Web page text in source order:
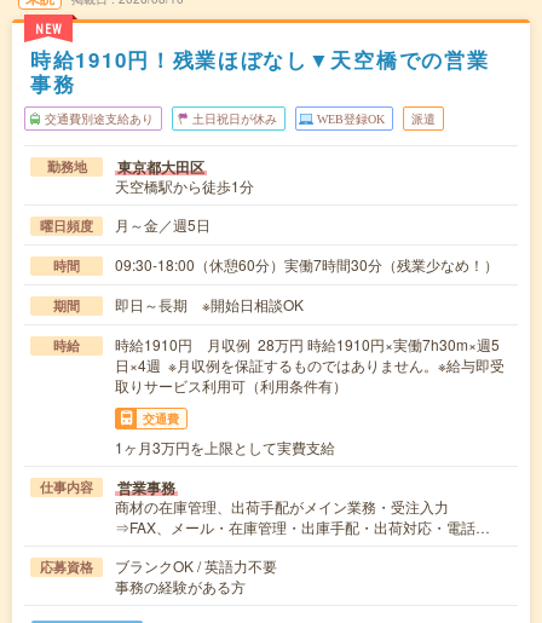
NEW
時給1910円！残業ほぼなし▼天空橋での営業
事務
交通費別途支給あり 土日祝日が休み WEB登録OK 派遣
勤務地 東京都大田区
天空橋駅から徒歩1分
曜日頻度 月～金／週5日
時間 09:30-18:00（休憩60分）実働7時間30分（残業少なめ！）
期間 即日～長期 ※開始日相談OK
時給
時給1910円 月収例 28万円 時給1910円×実働7h30m×週5
日×4週 ※月収例を保証するものではありません。※給与即受
取りサービス利用可（利用条件有）
交通費
1ヶ月3万円を上限として実費支給
仕事内容 営業事務
商材の在庫管理、出荷手配がメイン業務・受注入力
⇒FAX、メール・在庫管理・出庫手配・出荷対応・電話…
応募資格
ブランクOK / 英語力不要
事務の経験がある方